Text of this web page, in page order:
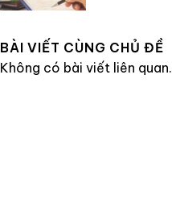
BÀI VIẾT CÙNG CHỦ ĐỀ
Không có bài viết liên quan.